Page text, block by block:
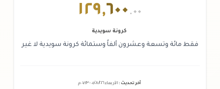
١٢٩,٦٠٠ .٠٠
كرونة سويدية
فقط مائة وتسعة وعشرون ألفاً وستمائة كرونة سويدية لا غير
آخر تحديث : الأربعاء ٠٥ /٠٨/٢٠٢٦ - ٠٧:٢٣م